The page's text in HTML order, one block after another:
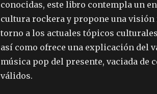
conocidas, este libro contempla un
cultura rockera y propone una
torno a los actuales tópicos
así como ofrece una explicación del
música pop del presente, vaciada de
válidos.